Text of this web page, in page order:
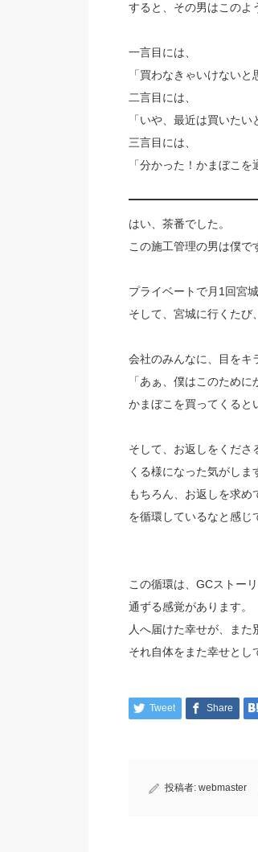
すると、その男はこのよ
一言目には、
「買わなきゃいけないと
二言目には、
「いや、最近は買いた
三言目には、
「分かった！かまぼこ
はい、茶番でした。
この施工管理の男は僕で
プライベートで月1回宮
そして、宮城に行くたび
会社のみんなに、目をキ
「あぁ、僕はこのため
かまぼこを買ってくると
そして、お返しをくださ
くる様になった気がしま
もちろん、お返しを求
を循環しているなと感じ
この循環は、GCストー
通ずる感覚があります。
人へ届けた幸せが、また
それ自体をまた幸せとし
Tweet Share
投稿者: webmaster